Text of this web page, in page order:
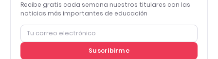
Recibe gratis cada semana nuestros titulares con las
noticias más importantes de educación
Suscribirme